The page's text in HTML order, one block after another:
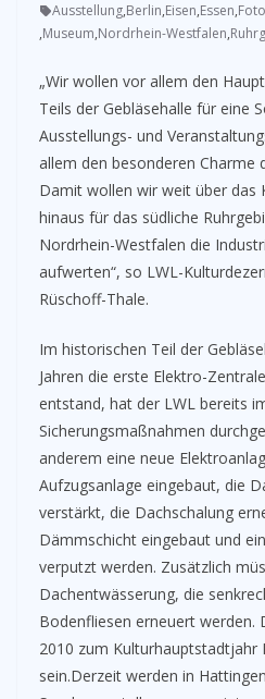
Ausstellung,Berlin,Eisen,Essen,
,Museum,Nordrhein-Westfalen,
„Wir wollen vor allem den
Teils der Gebläsehalle für eine
Ausstellungs- und
allem den besonderen Charme
Damit wollen wir weit über das
hinaus für das südliche
Nordrhein-Westfalen die
aufwerten“, so LWL-
Rüschoff-Thale.
Im historischen Teil der
Jahren die erste Elektro-
entstand, hat der LWL bereits
Sicherungsmaßnahmen
anderem eine neue
Aufzugsanlage eingebaut, die
verstärkt, die Dachschalung
Dämmschicht eingebaut und
verputzt werden. Zusätzlich
Dachentwässerung, die
Bodenfliesen erneuert werden.
2010 zum Kulturhauptstadtjahr
sein.Derzeit werden in